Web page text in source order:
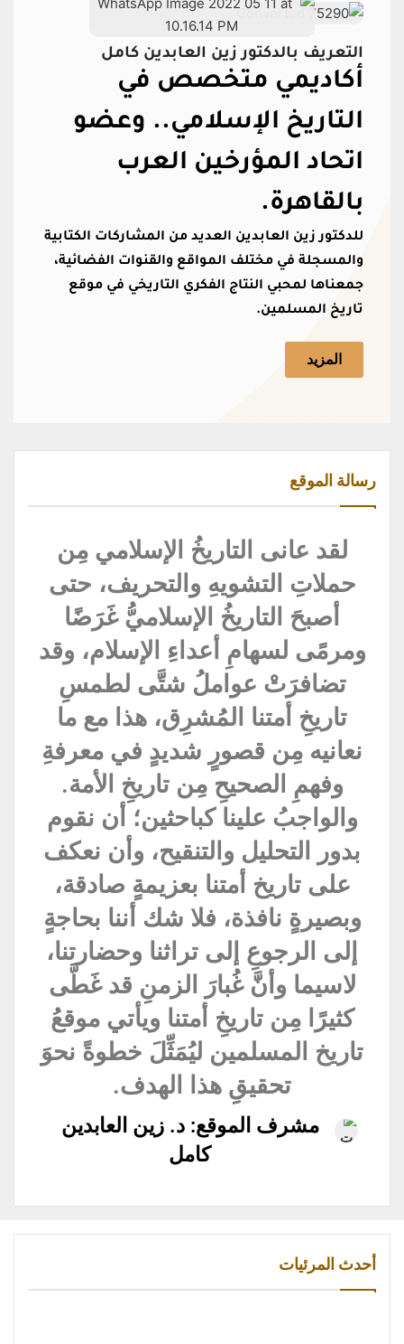
التعريف بالدكتور زين العابدين كامل
أكاديمي متخصص في
التاريخ الإسلامي.. وعضو
اتحاد المؤرخين العرب
بالقاهرة.
للدكتور زين العابدين العديد من المشاركات الكتابية
والمسجلة في مختلف المواقع والقنوات الفضائية،
جمعناها لمحبي النتاج الفكري التاريخي في موقع
تاريخ المسلمين.
المزيد
رسالة الموقع
لقد عانى التاريخُ الإسلامي مِن
حملاتِ التشويهِ والتحريف، حتى
أصبحَ التاريخُ الإسلاميُّ غَرَضًا
ومرمًى لسهامِ أعداءِ الإسلام، وقد
تضافرَتْ عواملُ شتَّى لطمسِ
تاريخِ أمتنا المُشرِق، هذا مع ما
نعانيه مِن قصورٍ شديدٍ في معرفةِ
وفهمِ الصحيحِ مِن تاريخِ الأمة.
والواجبُ علينا كباحثين؛ أن نقوم
بدور التحليل والتنقيح، وأن نعكف
على تاريخ أمتنا بعزيمةٍ صادقة،
وبصيرةٍ نافذة، فلا شك أننا بحاجةٍ
إلى الرجوعِ إلى تراثنا وحضارتنا،
لاسيما وأنَّ غُبارَ الزمنِ قد غَطَّى
كثيرًا مِن تاريخِ أمتنا ويأتي موقعُ
تاريخ المسلمين ليُمَثِّلَ خطوةً نحوَ
تحقيقِِ هذا الهدف.
مشرف الموقع: د. زين العابدين
كامل
أحدث المرئيات